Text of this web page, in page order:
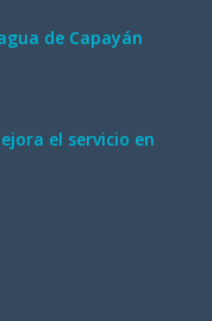
de Capayán
el servicio en